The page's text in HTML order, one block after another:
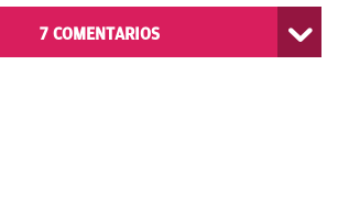
7 COMENTARIOS